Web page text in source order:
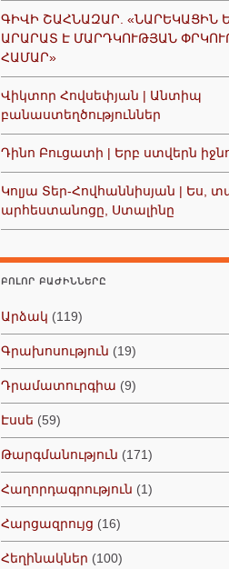
ԳԻՎԻ ՇԱՀՆԱԶԱՐ. «ՆԱՐԵԿԱՑԻՆ
ԱՐԱՐԱՏ Է ՄԱՐԴԿՈՒԹՅԱՆ
ՀԱՄԱՐ»
Վիկտոր Հովսեփյան | Անտիպ
բանաստեղծություններ
Դինո Բուցատի | Երբ ստվերն
Կոլյա Տեր-Հովհաննիսյան | Ես,
արհեստանոցը, Ստալինը
ԲՈԼՈՐ ԲԱԺԻՆՆԵՐԸ
Արձակ (119)
Գրախոսություն (19)
Դրամատուրգիա (9)
Էսսե (59)
Թարգմանություն (171)
Հաղորդագրություն (1)
Հարցազրույց (16)
Հեղինակներ (100)